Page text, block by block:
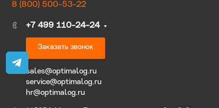
8 (800) 500-53-22
+7 499 110-24-24
Заказать звонок
sales@optimalog.ru
service@optimalog.ru
hr@optimalog.ru